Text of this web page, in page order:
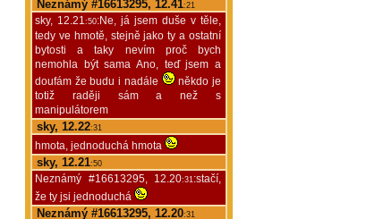
Neznámý #16613295, 12.41:21
sky, 12.21:50:Ne, já jsem duše v těle,
tedy ve hmotě, stejně jako ty a ostatní
bytosti a taky nevím proč bych
nemohla být sama Ano, teď jsem a
doufám že budu i nadále
někdo je
totiž raději sám a než s
manipulátorem
sky, 12.22:31
hmota, jednoduchá hmota
sky, 12.21:50
Neznámý #16613295, 12.20:31:stačí,
že ty jsi jednoduchá
Neznámý #16613295, 12.20:31